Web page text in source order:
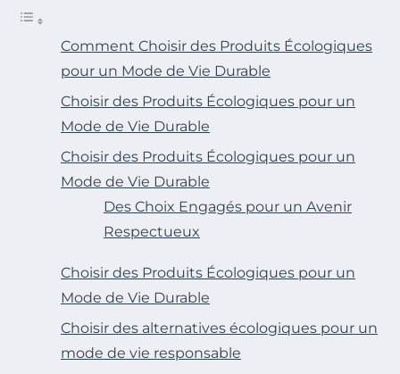
Comment Choisir des Produits Écologiques
pour un Mode de Vie Durable
Choisir des Produits Écologiques pour un
Mode de Vie Durable
Choisir des Produits Écologiques pour un
Mode de Vie Durable
Des Choix Engagés pour un Avenir
Respectueux
Choisir des Produits Écologiques pour un
Mode de Vie Durable
Choisir des alternatives écologiques pour un
mode de vie responsable